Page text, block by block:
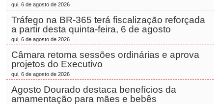
qui, 6 de agosto de 2026
Tráfego na BR-365 terá fiscalização reforçada
a partir desta quinta-feira, 6 de agosto
qui, 6 de agosto de 2026
Câmara retoma sessões ordinárias e aprova
projetos do Executivo
qui, 6 de agosto de 2026
Agosto Dourado destaca benefícios da
amamentação para mães e bebês